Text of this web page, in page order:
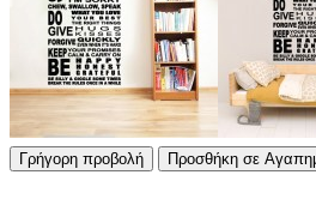
Γρήγορη προβολή Προσθήκη σε